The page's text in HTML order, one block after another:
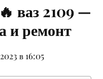
ваз 2109 —
и ремонт
в 16:05